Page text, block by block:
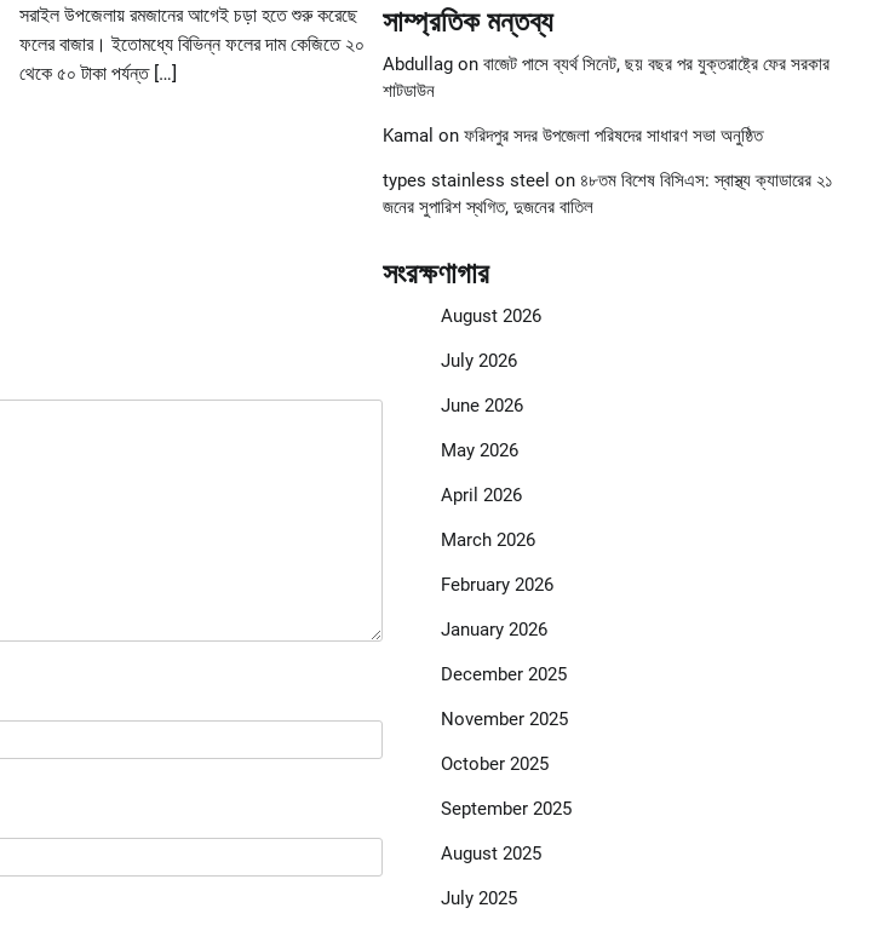
সরাইল উপজেলায় রমজানের আগেই চড়া হতে শুরু করেছে
ফলের বাজার। ইতোমধ্যে বিভিন্ন ফলের দাম কেজিতে ২০
থেকে ৫০ টাকা পর্যন্ত […]
সাম্প্রতিক মন্তব্য
Abdullagon বাজেট পাসে ব্যর্থ সিনেট, ছয় বছর পর যুক্তরাষ্ট্রে ফের সরকার
শাটডাউন
Kamal on ফরিদপুর সদর উপজেলা পরিষদের সাধারণ সভা অনুষ্ঠিত
types stainless steel on ৪৮তম বিশেষ বিসিএস: স্বাস্থ্য ক্যাডারের ২১
জনের সুপারিশ স্থগিত, দুজনের বাতিল
সংরক্ষণাগার
August 2026
July 2026
June 2026
May 2026
April 2026
March 2026
February 2026
January 2026
December 2025
November 2025
October 2025
September 2025
August 2025
July 2025